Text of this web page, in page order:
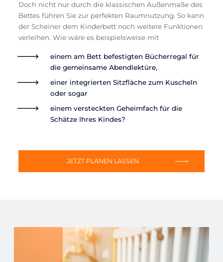
Doch nicht nur durch die klassischen Außenmaße des
Bettes führen Sie zur perfekten Raumnutzung. So kann
der Scheiner dem Kinderbett noch weitere Funktionen
verleihen. Wie wäre es beispielsweise mit
einem am Bett befestigten Bücherregal für
die gemeinsame Abendlektüre,
einer integrierten Sitzfläche zum Kuscheln
oder sogar
einem versteckten Geheimfach für die
Schätze Ihres Kindes?
JETZT PLANEN LASSEN